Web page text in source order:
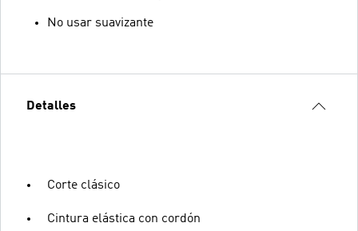
No usar suavizante
Detalles
Corte clásico
Cintura elástica con cordón